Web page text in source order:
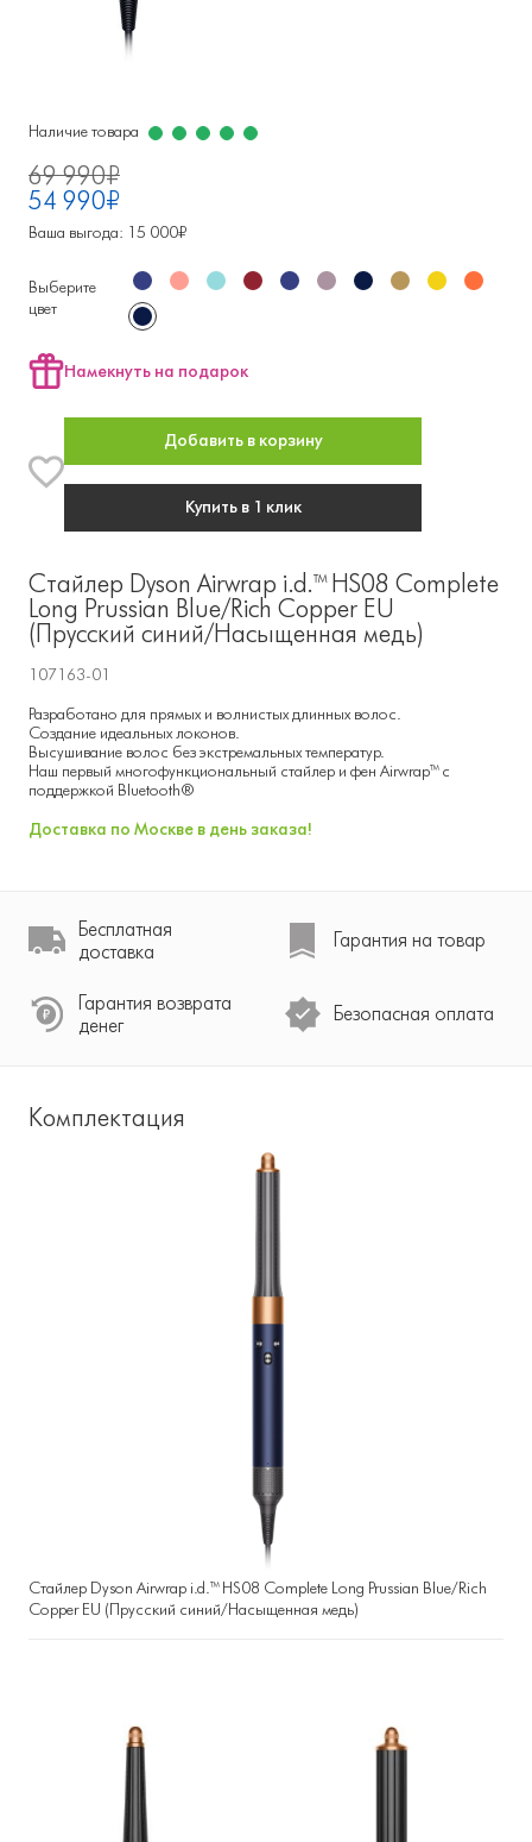
Стайлер Dyson Airwrap i.d.™ HS08 Complete
Long Prussian Blue/Rich Copper EU
(Прусский синий/Насыщенная медь)
107163-01
Разработано для прямых и волнистых длинных волос.
Создание идеальных локонов.
Высушивание волос без экстремальных температур.
Наш первый многофункциональный стайлер и фен Airwrap™ с
поддержкой Bluetooth®
Доставка по Москве в день заказа!
Наличие товара
Выберите
цвет
69 990₽
54 990₽
Ваша выгода: 15 000₽
Намекнуть на подарок
Добавить в корзину
Купить в 1 клик
Бесплатная
доставка
Гарантия на товар
Гарантия возврата
денег
Безопасная оплата
Комплектация
Стайлер Dyson Airwrap i.d.™ HS08 Complete Long Prussian Blue/Rich
Copper EU (Прусский синий/Насыщенная медь)